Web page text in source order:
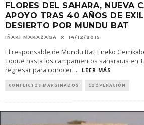
FLORES DEL SAHARA, NUEVA
APOYO TRAS 40 AÑOS DE
DESIERTO POR MUNDU BAT
IÑAKI MAKAZAGA 14/12/2015
El responsable de Mundu Bat, Eneko
Toque hasta los campamentos saharauis en
regresar para conocer ... LEER MÁS
CONFLICTOS MARGINADOS COOPERACIÓN